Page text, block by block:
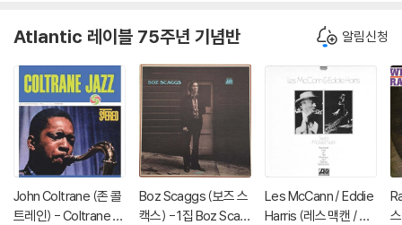
Atlantic 레이블 75주년 기념반 알림신청
John Coltrane (존 콜
트레인) - Coltrane Ja
Boz Scaggs (보즈 스
캑스) - 1집 Boz Scag
Les McCann / Eddie
Harris (레스 맥캔 / 에